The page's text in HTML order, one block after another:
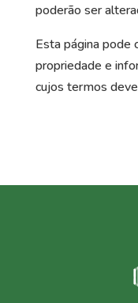
poderão ser
Esta página pode
propriedade e
cujos termos